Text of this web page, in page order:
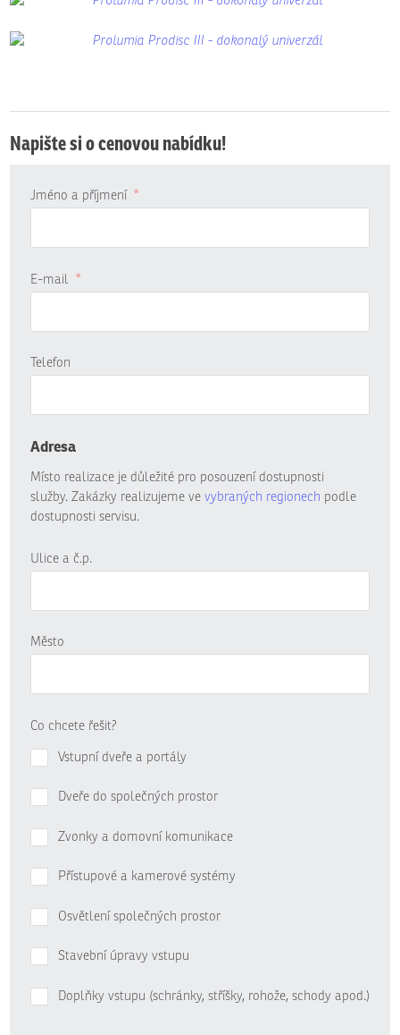
Napište si o cenovou nabídku!
Jméno a příjmení *
E-mail *
Telefon
Adresa
Místo realizace je důležité pro posouzení dostupnosti
služby. Zakázky realizujeme ve vybraných regionech podle
dostupnosti servisu.
Ulice a č.p.
Město
Co chcete řešit?
Vstupní dveře a portály
Dveře do společných prostor
Zvonky a domovní komunikace
Přístupové a kamerové systémy
Osvětlení společných prostor
Stavební úpravy vstupu
Doplňky vstupu (schránky, stříšky, rohože, schody apod.)